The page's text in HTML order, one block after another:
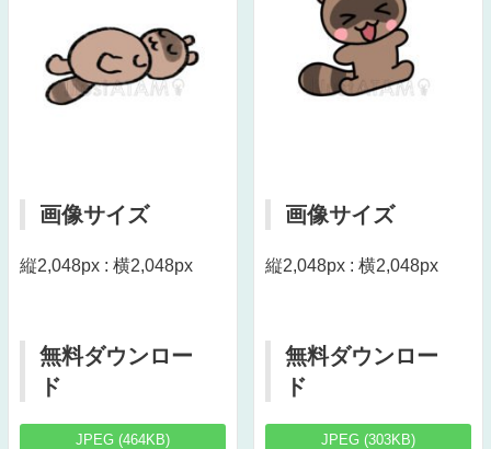
画像サイズ
縦2,048px : 横2,048px
無料ダウンロー
ド
JPEG (464KB)
画像サイズ
縦2,048px : 横2,048px
無料ダウンロー
ド
JPEG (303KB)